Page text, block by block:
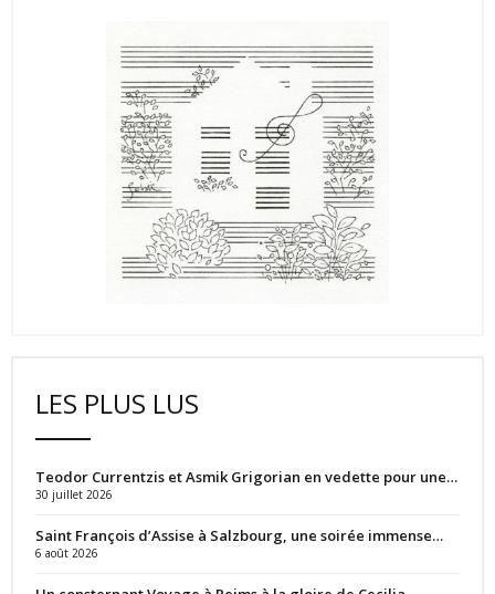
LES PLUS LUS
Teodor Currentzis et Asmik Grigorian en vedette pour une…
30 juillet 2026
Saint François d’Assise à Salzbourg, une soirée immense…
6 août 2026